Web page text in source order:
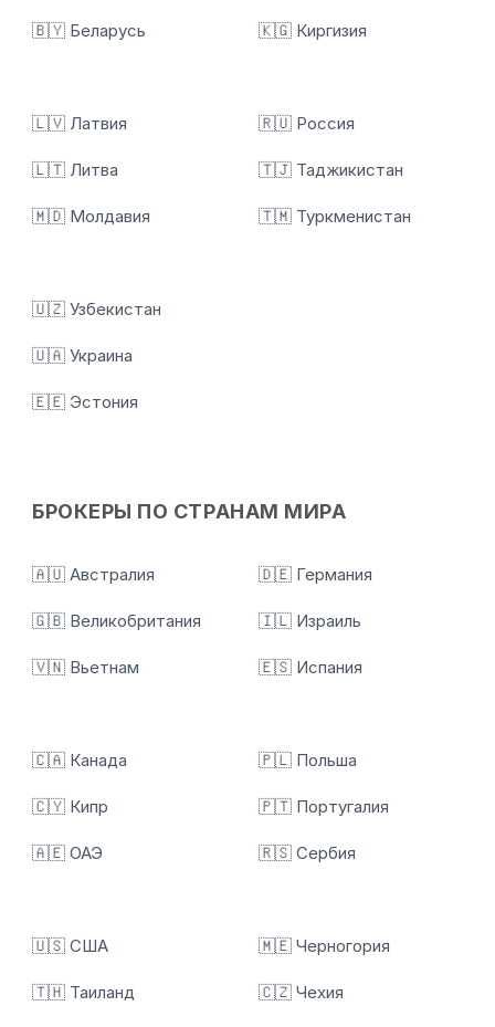
🇧🇾 Беларусь 🇰🇬 Киргизия
🇱🇻 Латвия
🇱🇹 Литва
🇲🇩 Молдавия
🇷🇺 Россия
🇹🇯 Таджикистан
🇹🇲 Туркменистан
🇺🇿 Узбекистан
🇺🇦 Украина
🇪🇪 Эстония
БРОКЕРЫ ПО СТРАНАМ МИРА
🇦🇺 Австралия
🇬🇧 Великобритания
🇻🇳 Вьетнам
🇩🇪 Германия
🇮🇱 Израиль
🇪🇸 Испания
🇨🇦 Канада
🇨🇾 Кипр
🇦🇪 ОАЭ
🇵🇱 Польша
🇵🇹 Португалия
🇷🇸 Сербия
🇺🇸 США
🇹🇭 Таиланд
🇲🇪 Черногория
🇨🇿 Чехия